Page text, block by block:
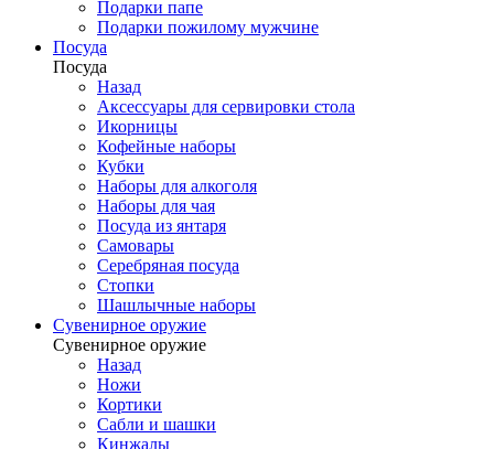
Подарки папе
Подарки пожилому мужчине
Посуда
Посуда
Назад
Аксессуары для сервировки стола
Икорницы
Кофейные наборы
Кубки
Наборы для алкоголя
Наборы для чая
Посуда из янтаря
Самовары
Серебряная посуда
Стопки
Шашлычные наборы
Сувенирное оружие
Сувенирное оружие
Назад
Ножи
Кортики
Сабли и шашки
Кинжалы